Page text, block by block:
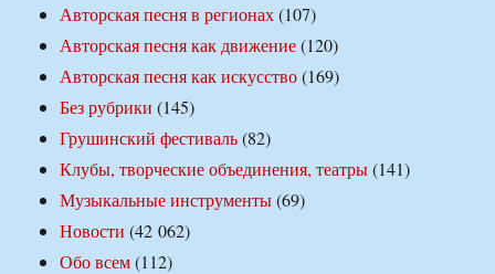
Авторская песня в регионах(107)
Авторская песня как движение(120)
Авторская песня как искусство(169)
Без рубрики (145)
Грушинский фестиваль(82)
Клубы, творческие объединения, театры(141)
Музыкальные инструменты(69)
Новости (42 062)
Обо всем(112)